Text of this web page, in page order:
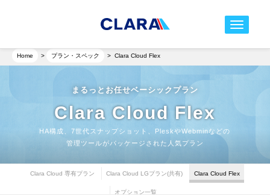
toggle
Home > プラン・スペック > Clara Cloud Flex
まるっとお任せベーシックプラン
Clara Cloud Flex
HA構成、7世代スナップショット、PleskやWebminなどの
管理ツールがパッケージされた人気プラン
Clara Cloud 専有プラン Clara Cloud LGプラン(共有) Clara Cloud Flex
オプション一覧